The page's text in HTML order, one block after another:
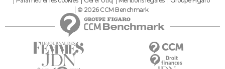
© 2026 CCM Benchmark